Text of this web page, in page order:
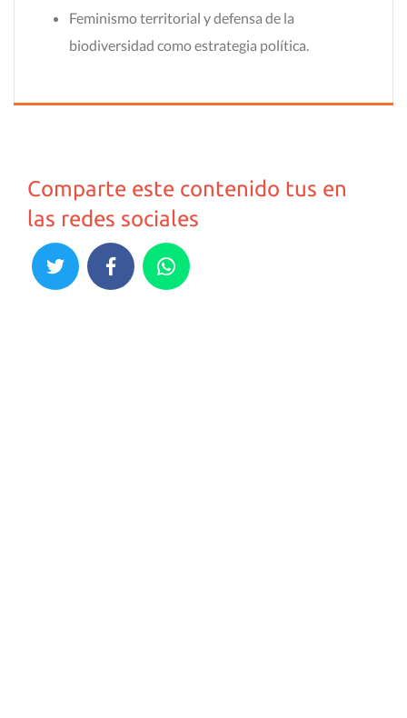
Feminismo territorial y defensa de la
biodiversidad como estrategia política.
Comparte este contenido tus en
las redes sociales